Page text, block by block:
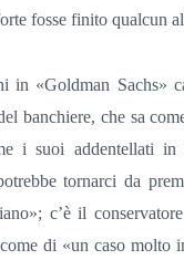
fosse finito qualcun
in «Goldman Sachs»
banchiere, che sa
i suoi addentellati
tornarci da
c’è il
di «un caso molto